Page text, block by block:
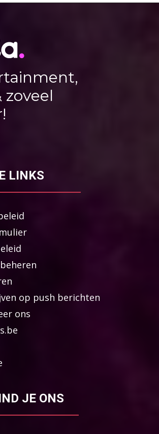
zoveel
LINKS
op push berichten
ons
JE ONS